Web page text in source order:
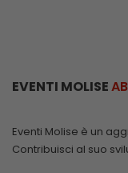
EVENTI MOLISE
Eventi Molise è un
Contribuisci al suo